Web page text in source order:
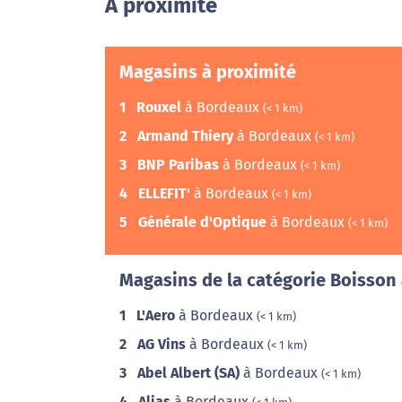
A proximité
Magasins à proximité
1 Rouxel à Bordeaux (< 1 km)
2 Armand Thieryà Bordeaux (< 1 km)
3 BNP Paribas à Bordeaux (< 1 km)
4 ELLEFIT' à Bordeaux (< 1 km)
5 Générale d'Optique à Bordeaux (< 1 km)
Magasins de la catégorie
1 L'Aero à Bordeaux (< 1 km)
2 AG Vins à Bordeaux (< 1 km)
3 Abel Albert (SA) à Bordeaux (< 1 km)